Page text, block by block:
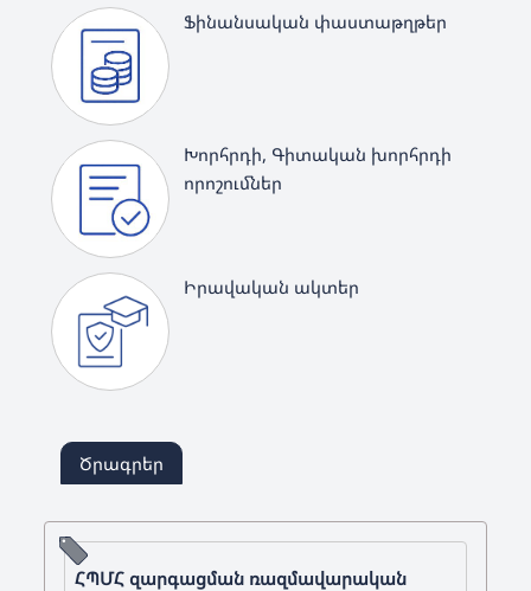
Ֆինանսական փաստաթղթեր
Խորհրդի, Գիտական խորհրդի
որոշումներ
Իրավական ակտեր
Ծրագրեր
ՀՊՄՀ զարգացման ռազմավարական